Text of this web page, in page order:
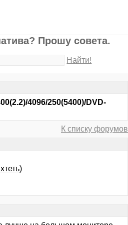
Прошу совета.
Найти!
4096/250(5400)/DVD-
К списку форумов